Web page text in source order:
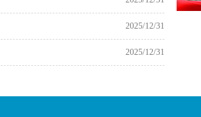
2025/12/31
2025/12/31